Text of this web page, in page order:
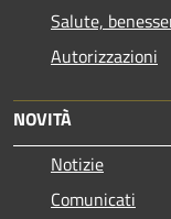
Salute,
Autorizzazioni
NOVITÀ
Notizie
Comunicati